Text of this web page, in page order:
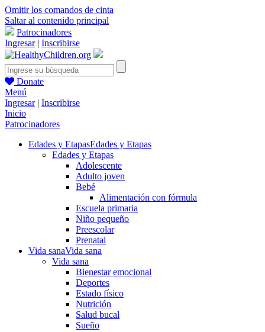
Omitir los comandos de cinta
Saltar al contenido principal
Patrocinadores
Ingresar| Inscribirse
Donate
Menú
Ingresar| Inscribirse
Inicio
Patrocinadores
Edades y EtapasEdades y Etapas
Edades y Etapas
Adolescente
Adulto joven
Bebé
Alimentación con fórmula
Escuela primaria
Niño pequeño
Preescolar
Prenatal
Vida sanaVida sana
Vida sana
Bienestar emocional
Deportes
Estado físico
Nutrición
Salud bucal
Sueño